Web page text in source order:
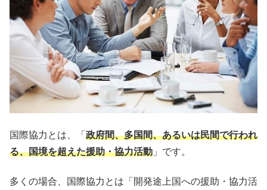
国際協力とは、「 政府間、多国間、あるいは民間で行われ
る、国境を超えた援助・協力活動 」です。
多くの場合、国際協力とは「開発途上国への援助・協力活